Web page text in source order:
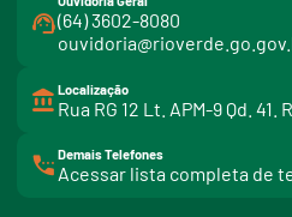
(64) 3602-8080
Localização
Rua RG 12 Lt. APM-9 Qd.
Demais Telefones
Acessar lista completa de
i